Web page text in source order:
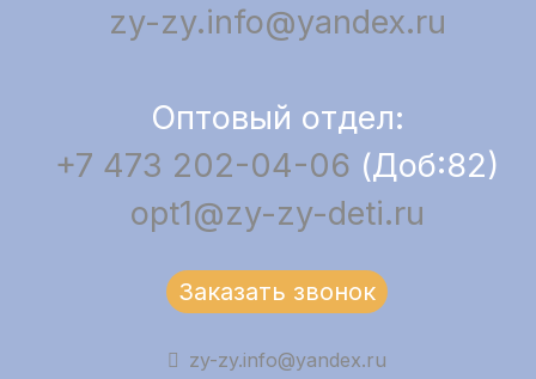
zy-zy.info@yandex.ru
Оптовый отдел:
+7 473 202-04-06 (Доб:82)
opt1@zy-zy-deti.ru
Заказать звонок
zy-zy.info@yandex.ru